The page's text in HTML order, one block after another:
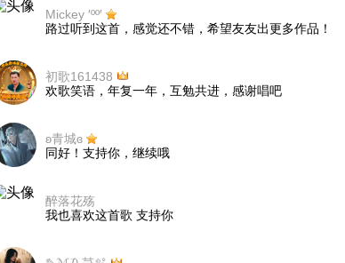
Mickey ′ºº′
路过听到这首，感觉还不错，希望友友出更多作品！
初歌161438
欢歌笑语，年复一年，互勉共进，感谢唱吧
ʚ青城ɞ
同好！支持你，继续哦
醉落花殇
我也喜欢这首歌 支持你